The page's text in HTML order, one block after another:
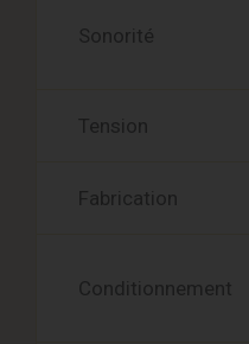
Sonorité
Tension
Fabrication
Conditionnement